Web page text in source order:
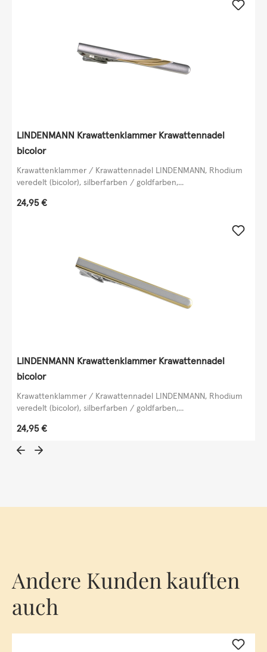
LINDENMANN Krawattenklammer Krawattennadel
bicolor
Krawattenklammer / Krawattennadel LINDENMANN, Rhodium
veredelt (bicolor), silberfarben / goldfarben,...
Regulärer Preis:
24,95 €
LINDENMANN Krawattenklammer Krawattennadel
bicolor
Krawattenklammer / Krawattennadel LINDENMANN, Rhodium
veredelt (bicolor), silberfarben / goldfarben,...
Regulärer Preis:
24,95 €
Andere Kunden kauften
auch